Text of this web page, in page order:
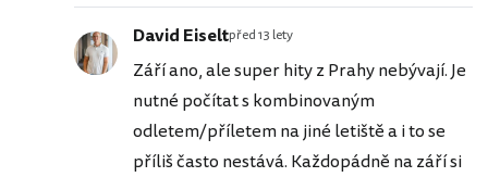
David Eiseltpřed 13 lety
Září ano, ale super hity z Prahy nebývají. Je
nutné počítat s kombinovaným
odletem/příletem na jiné letiště a i to se
příliš často nestává. Každopádně na září si